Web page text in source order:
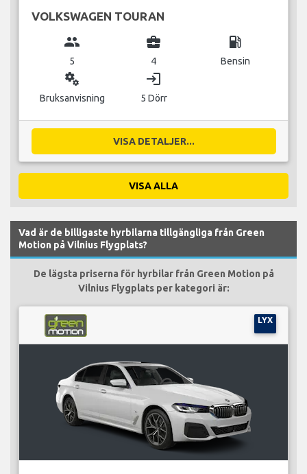
VOLKSWAGEN TOURAN
group
5
business_center
4
local_gas_station
Bensin
miscellaneous_services
Bruksanvisning
login
5 Dörr
VISA DETALJER...
VISA ALLA
Vad är de billigaste hyrbilarna tillgängliga från Green
Motion på Vilnius Flygplats?
De lägsta priserna för hyrbilar från Green Motion på
Vilnius Flygplats per kategori är:
LYX